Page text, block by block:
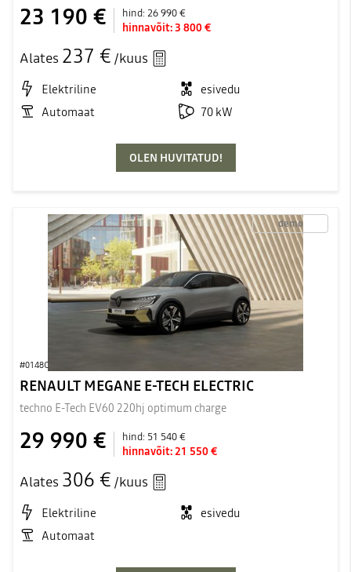
23 190 € hind:26 990 €
hinnavõit:3 800 €
Alates 237 € /kuus
Elektriline
esivedu
Automaat
70 kW
OLEN HUVITATUD!
demo
#0148C
RENAULT MEGANE E-TECH ELECTRIC
techno E-Tech EV60 220hj optimum charge
29 990 € hind: 51 540 €
hinnavõit:21 550 €
Alates 306 € /kuus
Elektriline
esivedu
Automaat